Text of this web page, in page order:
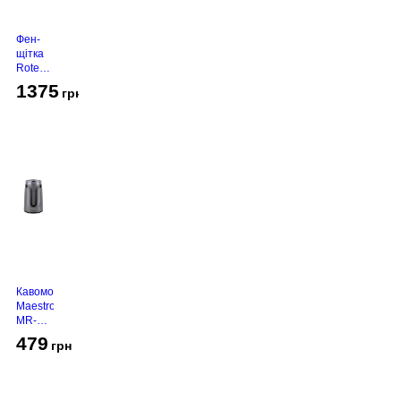
Фен-
щітка
Rotex
490-T
1375 грн
Кавомолка
Maestro
MR-
Grey
479 грн